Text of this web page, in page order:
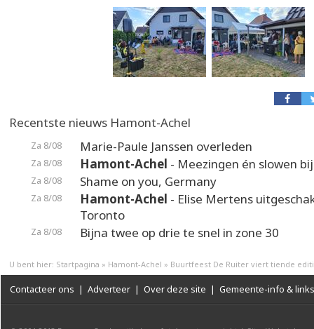
Recentste nieuws Hamont-Achel
Za 8/08 Marie-Paule Janssen overleden
Za 8/08 Hamont-Achel - Meezingen én slowen
Za 8/08 Shame on you, Germany
Za 8/08 Hamont-Achel - Elise Mertens
Toronto
Za 8/08 Bijna twee op drie te snel in zone 30
U bent hier: Startpagina » Hamont-Achel » Buurtfeest De Ruiter viert tiende
Contacteer ons | Adverteer | Over deze site | Gemeente-info & links